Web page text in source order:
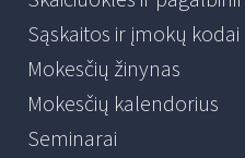
Sąskaitos ir įmokų kodai
Mokesčių žinynas
Mokesčių kalendorius
Seminarai